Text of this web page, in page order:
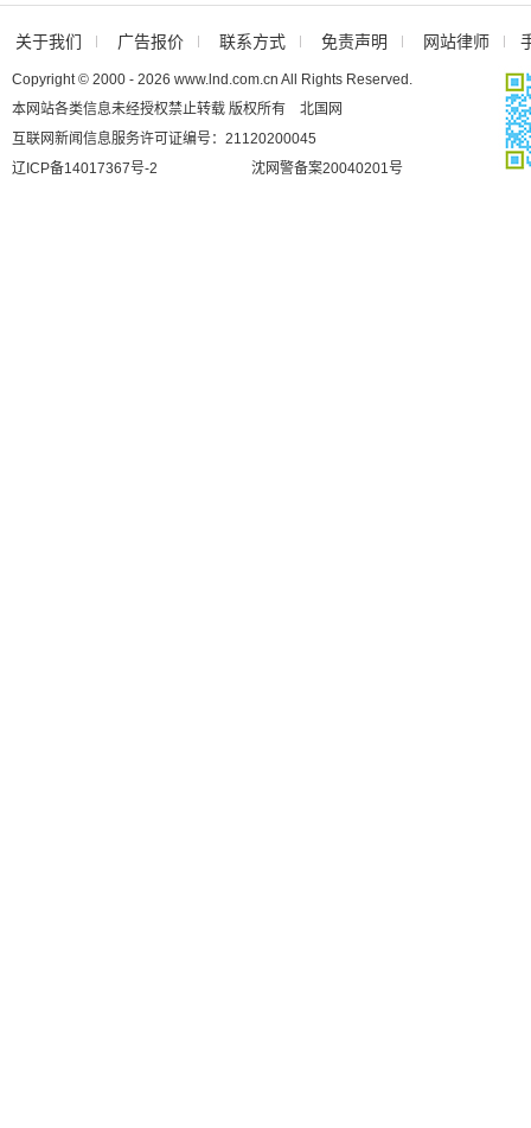
关于我们 广告报价 联系方式 免责声明 网站律师
Copyright © 2000 - 2026 www.lnd.com.cn All Rights Reserved.
本网站各类信息未经授权禁止转载 版权所有 北国网
互联网新闻信息服务许可证编号：21120200045
辽ICP备14017367号-2
沈网警备案20040201号